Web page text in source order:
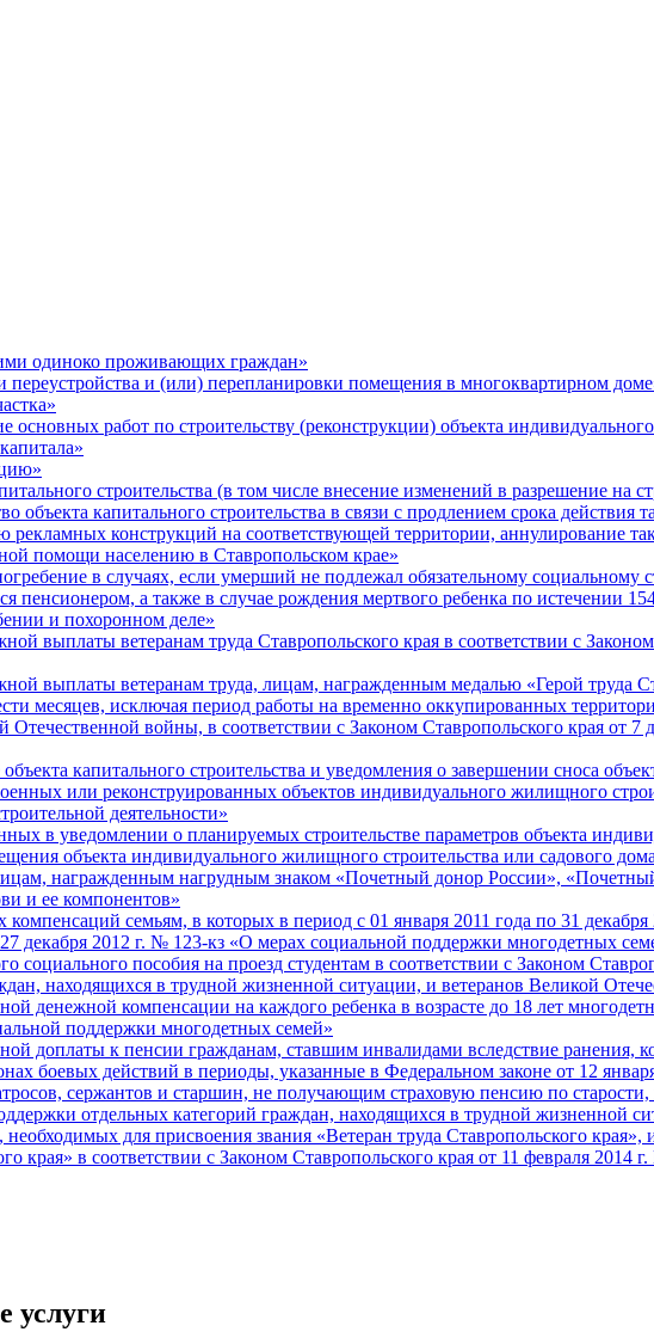
одиноко проживающих граждан»
и (или) перепланировки помещения в многоквартирном
работ по строительству (реконструкции) объекта
строительства (в том числе внесение изменений в разрешение на
объекта капитального строительства в связи с продлением срока действия
рекламных конструкций на соответствующей территории, аннулирование
помощи населению в Ставропольском крае»
в случаях, если умерший не подлежал обязательному социальному
пенсионером, а также в случае рождения мертвого ребенка по истечении
и похоронном деле»
выплаты ветеранам труда Ставропольского края в соответствии с
выплаты ветеранам труда, лицам, награжденным медалью «Герой труда
месяцев, исключая период работы на временно оккупированных
войны, в соответствии с Законом Ставропольского края от 7
капитального строительства и уведомления о завершении сноса
или реконструированных объектов индивидуального жилищного
деятельности»
в уведомлении о планируемых строительстве параметров объекта
объекта индивидуального жилищного строительства или садового
награжденным нагрудным знаком «Почетный донор России»,
и ее компонентов»
семьям, в которых в период с 01 января 2011 года по 31
декабря 2012 г. № 123-кз «О мерах социальной поддержки многодетных
социального пособия на проезд студентам в соответствии с Законом
находящихся в трудной жизненной ситуации, и ветеранов Великой
денежной компенсации на каждого ребенка в возрасте до 18 лет
поддержки многодетных семей»
доплаты к пенсии гражданам, ставшим инвалидами вследствие ранения,
боевых действий в периоды, указанные в Федеральном законе от 12
сержантов и старшин, не получающим страховую пенсию по старости,
отдельных категорий граждан, находящихся в трудной жизненной
для присвоения звания «Ветеран труда Ставропольского
края» в соответствии с Законом Ставропольского края от 11 февраля 2014
услуги